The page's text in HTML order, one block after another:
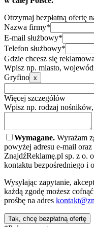
Otrzymaj bezpłatną ofertę
Nazwa firmy*
E-mail służbowy*
Telefon służbowy*
Gdzie chcesz się
Wpisz np. miasto,
Gryfino x
Więcej szczegółów
Wpisz np. rodzaj
Wymagane. Wyrażam
powyżej adresu e-mail
ZnajdźReklamę.pl sp. z o.
kontaktu bezpośredniego i
Wysyłając zapytanie,
każdą zgodę możesz
prośbę na adres
Tak, chcę bezpłatną ofertę